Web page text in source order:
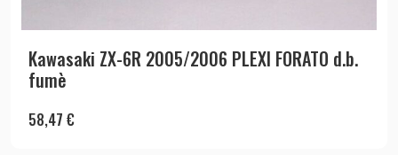
Kawasaki ZX-6R 2005/2006 PLEXI FORATO d.b.
fumè
58,47 €